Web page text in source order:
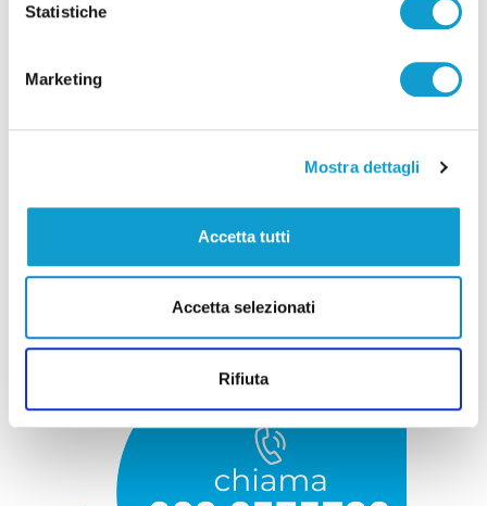
Statistiche
Marketing
Mostra dettagli
Accetta tutti
Accetta selezionati
Rifiuta